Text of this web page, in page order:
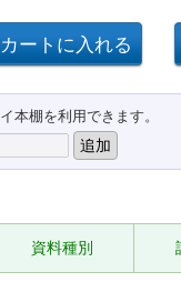
本棚を利用できます。
資料種別